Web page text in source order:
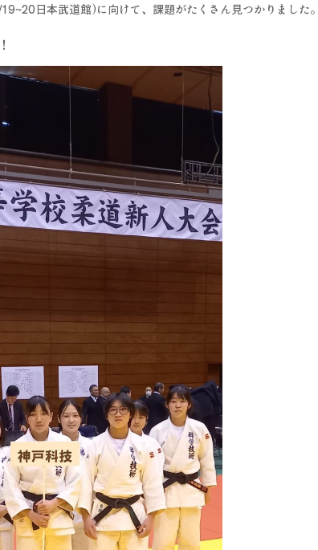
日本武道館)に向けて、課題がたくさん見つかりました